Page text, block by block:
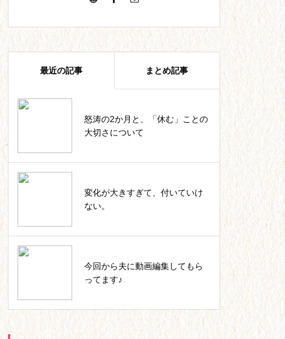
最近の記事 まとめ記事
怒涛の2か月と、「休む」ことの
大切さについて
変化が大きすぎて、付いていけ
ない。
今回から夫に動画編集してもら
ってます♪
四葉ストーリー記事一覧
私のカウンセラー起業。これまで
の軌跡一覧
いっしょにIKUJI★セルフコーチ
ング記事一覧